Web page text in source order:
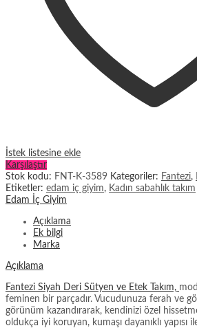
İstek listesine ekle
Karşılaştır
Stok kodu: FNT-K-3589 Kategoriler: Fantezi,
Etiketler: edam iç giyim, Kadın sabahlık takım
Edam İç Giyim
Açıklama
Ek bilgi
Marka
Açıklama
Fantezi Siyah Deri Sütyen ve Etek Takım,
feminen bir parçadır. Vucudunuza ferah ve
görünüm kazandırarak, kendinizi özel
oldukça iyi koruyan, kumaşı dayanıklı yapısı